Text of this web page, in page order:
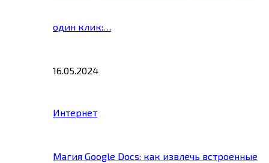
один клик:…
16.05.2024
Интернет
Магия Google Docs: как извлечь встроенные